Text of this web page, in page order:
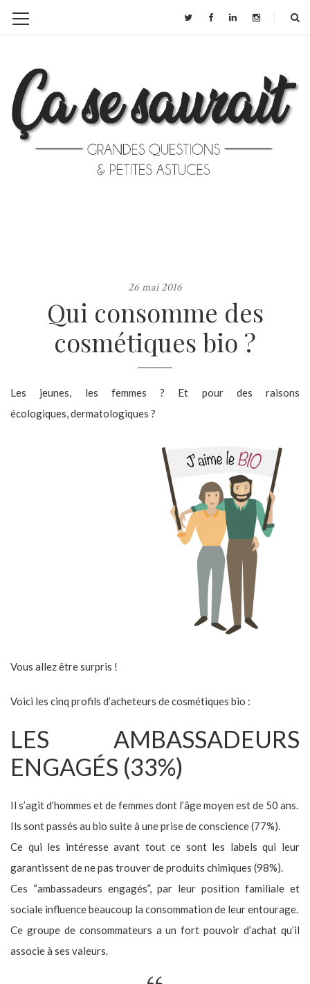
26 mai 2016
Qui consomme des
cosmétiques bio ?
Les jeunes, les femmes ? Et pour des raisons
écologiques, dermatologiques ?
Vous allez être surpris !
Voici les cinq profils d’acheteurs de cosmétiques bio :
LES AMBASSADEURS
ENGAGÉS (33%)
Il s’agit d’hommes et de femmes dont l’âge moyen est de 50 ans.
Ils sont passés au bio suite à une prise de conscience (77%).
Ce qui les intéresse avant tout ce sont les labels qui leur
garantissent de ne pas trouver de produits chimiques (98%).
Ces “ambassadeurs engagés”, par leur position familiale et
sociale influence beaucoup la consommation de leur entourage.
Ce groupe de consommateurs a un fort pouvoir d’achat qu’il
associe à ses valeurs.